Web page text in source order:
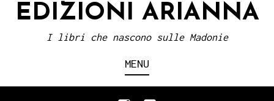
EDIZIONI ARIANNA
I libri che nascono sulle Madonie
MENU